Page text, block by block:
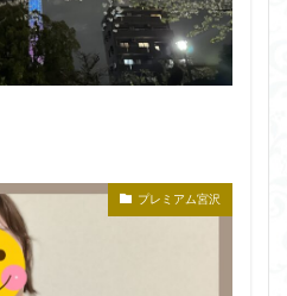
プレミアム宮沢